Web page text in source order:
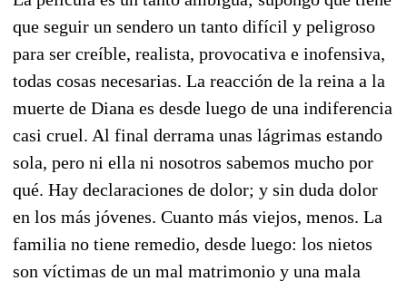
que seguir un sendero un tanto difícil y peligroso
para ser creíble, realista, provocativa e inofensiva,
todas cosas necesarias. La reacción de la reina a la
muerte de Diana es desde luego de una indiferencia
casi cruel. Al final derrama unas lágrimas estando
sola, pero ni ella ni nosotros sabemos mucho por
qué. Hay declaraciones de dolor; y sin duda dolor
en los más jóvenes. Cuanto más viejos, menos. La
familia no tiene remedio, desde luego: los nietos
son víctimas de un mal matrimonio y una mala